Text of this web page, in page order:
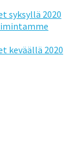
syksyllä 2020
keväällä 2020